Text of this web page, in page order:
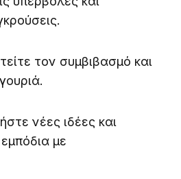
τον συμβιβασμό και
νέες ιδέες και
με